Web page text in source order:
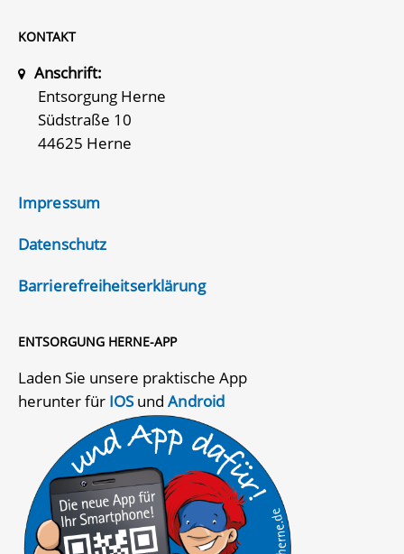
KONTAKT
Anschrift:
Entsorgung Herne
Südstraße 10
44625 Herne
Impressum
Datenschutz
Barrierefreiheitserklärung
ENTSORGUNG HERNE-APP
Laden Sie unsere praktische App
herunter für IOSundAndroid